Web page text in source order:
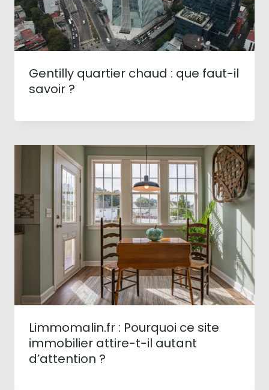
Gentilly quartier chaud : que faut-il
savoir ?
Limmomalin.fr : Pourquoi ce site
immobilier attire-t-il autant
d’attention ?